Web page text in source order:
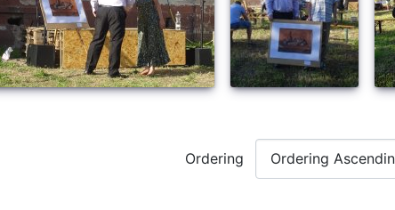
Ordering